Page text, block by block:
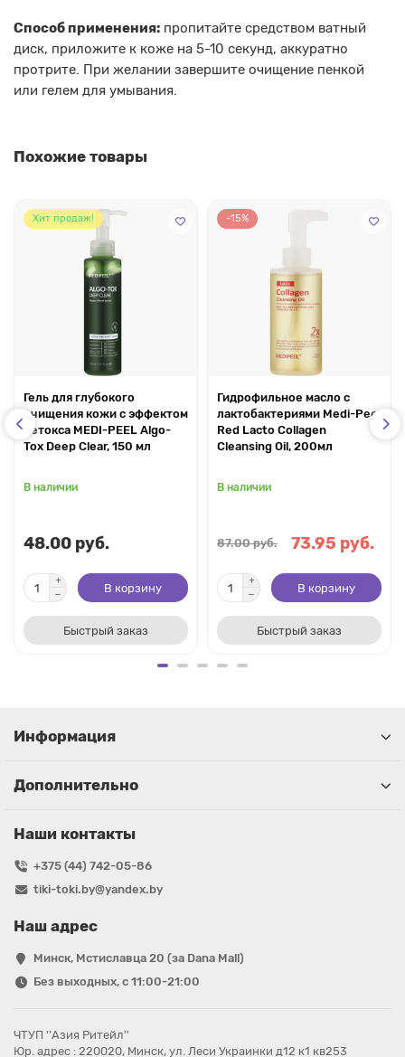
Способ применения: пропитайте средством ватный
диск, приложите к коже на 5-10 секунд, аккуратно
протрите. При желании завершите очищение пенкой
или гелем для умывания.
Похожие товары
Хит продаж!
Гель для глубокого
очищения кожи с эффектом
детокса MEDI-PEEL Algo-
Tox Deep Clear, 150 мл
В наличии
48.00 руб.
В корзину
Быстрый заказ
-15%
Гидрофильное масло с
лактобактериями Medi-Peel
Red Lacto Collagen
Cleansing Oil, 200мл
В наличии
87.00 руб. 73.95 руб.
В корзину
Быстрый заказ
Информация
Дополнительно
Наши контакты
+375 (44) 742-05-86
tiki-toki.by@yandex.by
Наш адрес
Минск, Мстиславца 20 (за Dana Mall)
Без выходных, с 11:00-21:00
ЧТУП ''Азия Ритейл''
Юр. адрес : 220020, Минск, ул. Леси Украинки д12 к1 кв253